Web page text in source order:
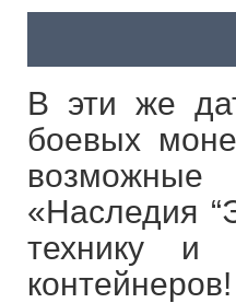
В эти же
боевых
«Наследия
технику и
контейнеров!